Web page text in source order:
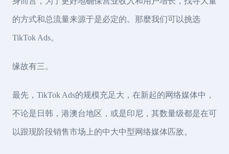
的方式和总流量来源于是必定的。那麼我们可以挑选
TikTok Ads。
缘故有三。
最先，TikTok Ads的规模充足大，在新起的网络媒体中，
不论是日韩，港澳台地区，或是印尼，其数量级都是在可
以跟现阶段销售市场上的中大中型网络媒体匹敌。